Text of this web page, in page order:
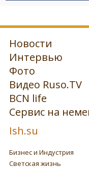
Новости
Интервью
Фото
Видео Ruso.TV
BCN life
Сервис на
Ish.su
Бизнес и Индустрия
Светская жизнь